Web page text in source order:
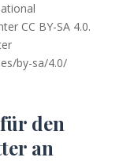
CC BY-SA 4.0.
by-sa/4.0/
den
an